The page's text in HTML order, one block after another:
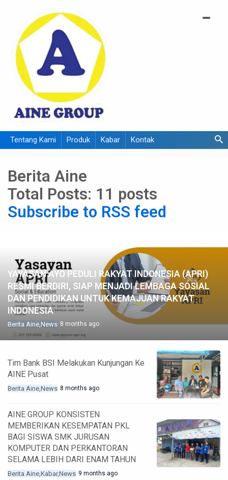
Tentang Kami Produk Kabar Kontak
Berita Aine
Total Posts: 11 posts
Subscribe to RSS feed
YAYASAN AYO PEDULI RAKYAT INDONESIA (APRI)
RESMI BERDIRI, SIAP MENJADI LEMBAGA SOSIAL
DAN PENDIDIKAN UNTUK KEMAJUAN RAKYAT
INDONESIA
Berita Aine News 8 months ago
Tim Bank BSI Melakukan Kunjungan Ke
AINE Pusat
Berita Aine News 8 months ago
AINE GROUP KONSISTEN
MEMBERIKAN KESEMPATAN PKL
BAGI SISWA SMK JURUSAN
KOMPUTER DAN PERKANTORAN
SELAMA LEBIH DARI ENAM TAHUN
Berita Aine Kabar News 9 months ago